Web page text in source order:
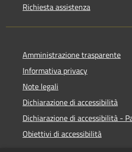
Richiesta assistenza
Amministrazione trasparente
Informativa privacy
Note legali
Dichiarazione di accessibilità
Dichiarazione di accessibilità -
Obiettivi di accessibilità